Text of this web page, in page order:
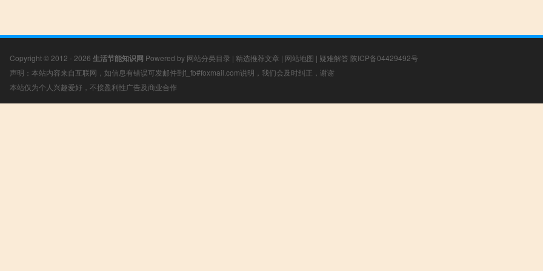
Copyright © 2012 - 2026 生活节能知识网 Powered by 网站分类目录 | 精选推荐文章 | 网站地图 | 疑难解答 陕ICP备04429492号
声明：本站内容来自互联网，如信息有错误可发邮件到f_fb#foxmail.com说明，我们会及时纠正，谢谢
本站仅为个人兴趣爱好，不接盈利性广告及商业合作